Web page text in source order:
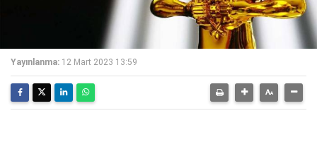
Yayınlanma: 12 Mart 2023 13:59